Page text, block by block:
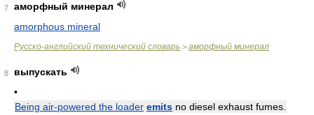
7
аморфный минерал
amorphous mineral
Русско-английский технический словарь > аморфный минерал
8
выпускать
•
Being air-powered the loader emits no diesel exhaust fumes.